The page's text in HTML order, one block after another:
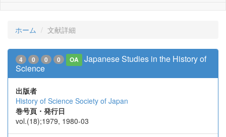
ホーム 文献詳細
4 0 0 0 OA
Japanese Studies in the History of
Science
出版者
History of Science Society of Japan
巻号頁・発行日
vol.(18);1979, 1980-03